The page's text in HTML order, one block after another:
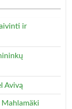
ir
Avivą
Mahlamäki